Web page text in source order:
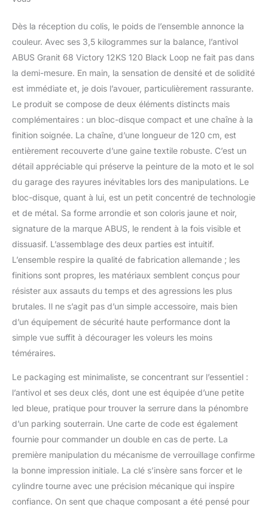
CONFORTABLE : la
chaîne avec effet de
possibilités de connexion
confortables tout en
utilisant de manière
optimale la mesure de la
SERRURES : chaîne de 12
mm d'épaisseur et de
120 cm de long,
recouverte d'une gaine
textile pour protéger la
peinture ; goupille de
fermeture de 14 mm
CLEFS : deux clés
incluses dans la livraison
+ ABUS Code Card pour
le double et le
remplacement des clés
cadenas 2 en 1 : le
cadenas peut également
être utilisé séparément
de la chaîne
UTILISATION :
recommandé pour la
Dès la réception du colis, le poids de l’ensemble annonce la
couleur. Avec ses 3,5 kilogrammes sur la balance, l’antivol
ABUS Granit 68 Victory 12KS 120 Black Loop ne fait pas dans
la demi-mesure. En main, la sensation de densité et de solidité
est immédiate et, je dois l’avouer, particulièrement rassurante.
Le produit se compose de deux éléments distincts mais
complémentaires : un bloc-disque compact et une chaîne à la
finition soignée. La chaîne, d’une longueur de 120 cm, est
entièrement recouverte d’une gaine textile robuste. C’est un
détail appréciable qui préserve la peinture de la moto et le sol
du garage des rayures inévitables lors des manipulations. Le
bloc-disque, quant à lui, est un petit concentré de technologie
et de métal. Sa forme arrondie et son coloris jaune et noir,
signature de la marque ABUS, le rendent à la fois visible et
dissuasif. L’assemblage des deux parties est intuitif.
L’ensemble respire la qualité de fabrication allemande ; les
finitions sont propres, les matériaux semblent conçus pour
résister aux assauts du temps et des agressions les plus
brutales. Il ne s’agit pas d’un simple accessoire, mais bien
d’un équipement de sécurité haute performance dont la
simple vue suffit à décourager les voleurs les moins
téméraires.
Le packaging est minimaliste, se concentrant sur l’essentiel :
l’antivol et ses deux clés, dont une est équipée d’une petite
led bleue, pratique pour trouver la serrure dans la pénombre
d’un parking souterrain. Une carte de code est également
fournie pour commander un double en cas de perte. La
première manipulation du mécanisme de verrouillage confirme
la bonne impression initiale. La clé s’insère sans forcer et le
cylindre tourne avec une précision mécanique qui inspire
confiance. On sent que chaque composant a été pensé pour